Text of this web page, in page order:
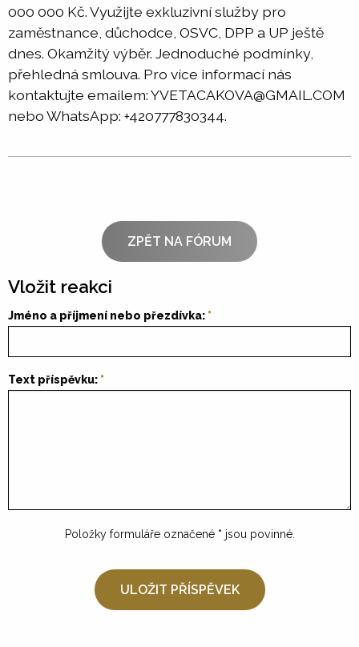
000 000 Kč. Využijte exkluzivní služby pro
zaměstnance, důchodce, OSVC, DPP a UP ještě
dnes. Okamžitý výběr. Jednoduché podmínky,
přehledná smlouva. Pro více informací nás
kontaktujte emailem: YVETACAKOVA@GMAIL.COM
nebo WhatsApp: +420777830344.
ZPĚT NA FÓRUM
Vložit reakci
Jméno a příjmení nebo přezdívka:
Text příspěvku:
Položky formuláře označené * jsou povinné.